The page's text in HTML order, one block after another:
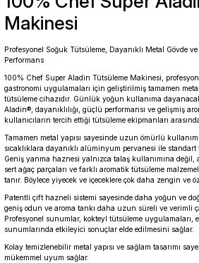
Makinesi
Profesyonel Soğuk Tütsüleme, Dayanıklı Metal Gövde
Performans
100% Chef Super Aladin Tütsüleme Makinesi,
gastronomi uygulamaları için geliştirilmiş tamamen
tütsüleme cihazıdır. Günlük yoğun kullanıma
Aladin®, dayanıklılığı, güçlü performansı ve gelişmiş
kullanıcıların tercih ettiği tütsüleme ekipmanları
Tamamen metal yapısı sayesinde uzun ömürlü
sıcaklıklara dayanıklı alüminyum pervanesi ile standart
Geniş yanma haznesi yalnızca talaş kullanımına değil,
sert ağaç parçaları ve farklı aromatik tütsüleme
tanır. Böylece yiyecek ve içeceklere çok daha zengin ve
Patentli çift hazneli sistemi sayesinde daha yoğun ve
geniş odun ve aroma tankı daha uzun süreli ve verimli
Profesyonel sunumlar, kokteyl tütsüleme uygulamaları,
sunumlarında etkileyici sonuçlar elde edilmesini sağlar.
Kolay temizlenebilir metal yapısı ve sağlam tasarımı
mükemmel uyum sağlar.